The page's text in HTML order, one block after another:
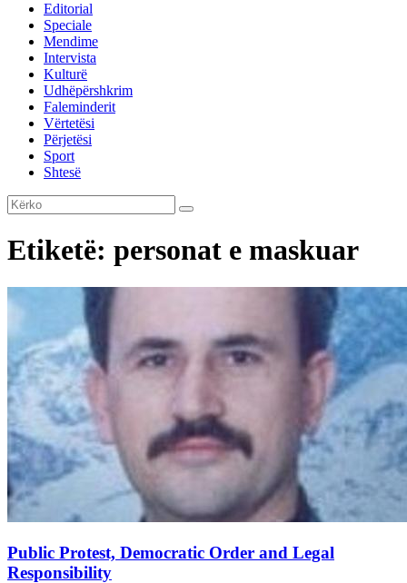
Editorial
Speciale
Mendime
Intervista
Kulturë
Udhëpërshkrim
Faleminderit
Vërtetësi
Përjetësi
Sport
Shtesë
Etiketë: personat e maskuar
Public Protest, Democratic Order and Legal
Responsibility